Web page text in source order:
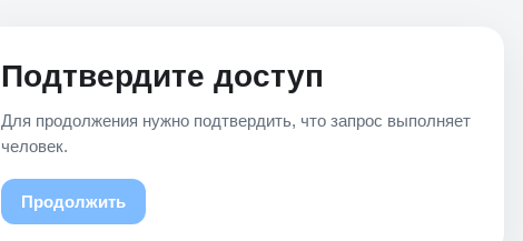
Подтвердите доступ
Для продолжения нужно подтвердить, что запрос выполняет
человек.
Продолжить